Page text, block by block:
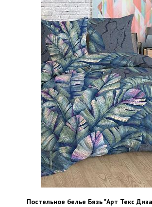
Постельное белье Бязь "Арт Текс